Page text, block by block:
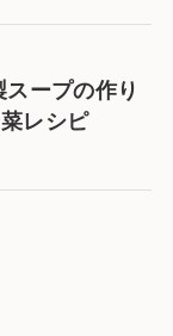
スープの作り
レシピ